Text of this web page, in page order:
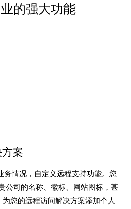
的强大功能
案
务情况，自定义远程支持功能。您
公司的名称、徽标、网站图标，甚
为您的远程访问解决方案添加个人